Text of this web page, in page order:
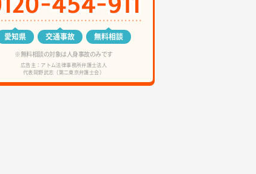
愛知県 交通事故 無料相談
※無料相談の対象は人身事故のみです
広告主：アトム法律事務所弁護士法人
代表岡野武志（第二東京弁護士会）